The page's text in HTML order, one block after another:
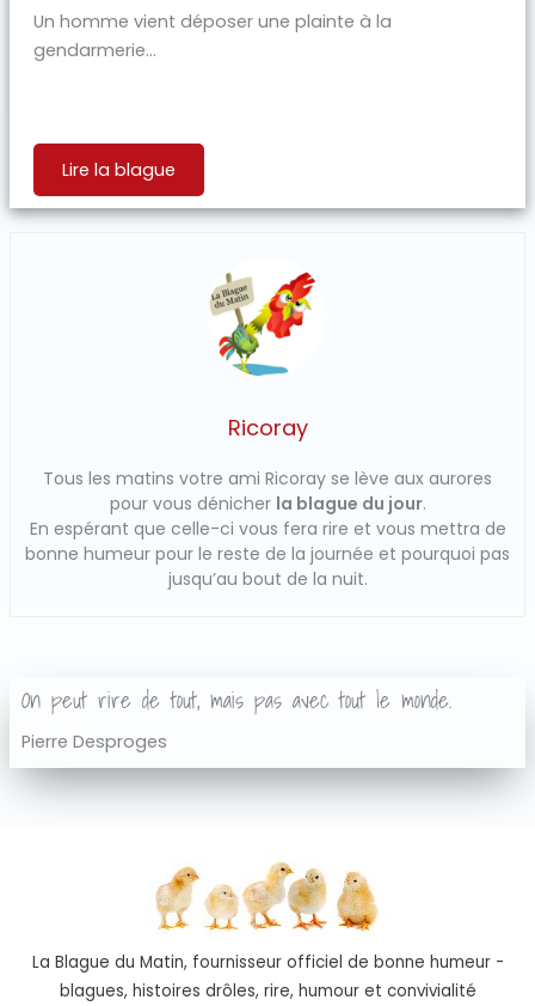
Un homme vient déposer une plainte à la
gendarmerie...
Lire la blague
Ricoray
Tous les matins votre ami Ricoray se lève aux aurores
pour vous dénicher la blague du jour.
En espérant que celle-ci vous fera rire et vous mettra de
bonne humeur pour le reste de la journée et pourquoi pas
jusqu’au bout de la nuit.
On peut rire de tout, mais pas avec tout le monde.
Pierre Desproges
La Blague du Matin, fournisseur officiel de bonne humeur -
blagues, histoires drôles, rire, humour et convivialité